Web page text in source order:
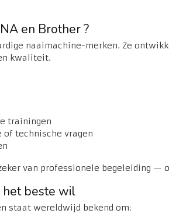
en Brother ?
naaimachine-merken. Ze
kwaliteit.
trainingen
technische vragen
van professionele begeleiding —
het beste wil
staat wereldwijd bekend om: